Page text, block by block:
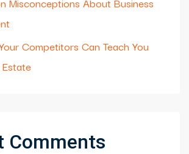
Competitors Can Teach You
Comments